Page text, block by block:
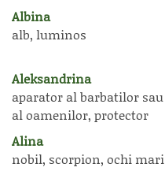
Albina
alb, luminos
Aleksandrina
aparator al barbatilor sau
al oamenilor, protector
Alina
nobil, scorpion, ochi mari